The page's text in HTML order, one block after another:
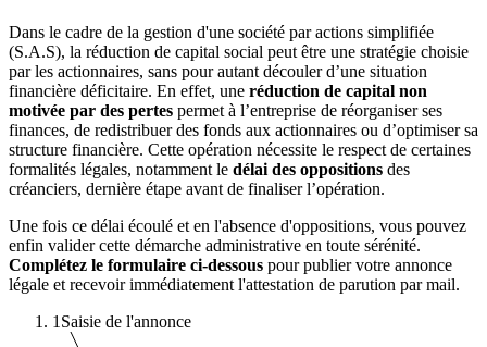
Dans le cadre de la gestion d'une société par actions simplifiée
(S.A.S), la réduction de capital social peut être une stratégie choisie
par les actionnaires, sans pour autant découler d’une situation
financière déficitaire. En effet, une réduction de capital non
motivée par des pertes permet à l’entreprise de réorganiser ses
finances, de redistribuer des fonds aux actionnaires ou d’optimiser sa
structure financière. Cette opération nécessite le respect de certaines
formalités légales, notamment le délai des oppositions des
créanciers, dernière étape avant de finaliser l’opération.
Une fois ce délai écoulé et en l'absence d'oppositions, vous pouvez
enfin valider cette démarche administrative en toute sérénité.
Complétez le formulaire ci-dessous pour publier votre annonce
légale et recevoir immédiatement l'attestation de parution par mail.
1 Saisie de l'annonce